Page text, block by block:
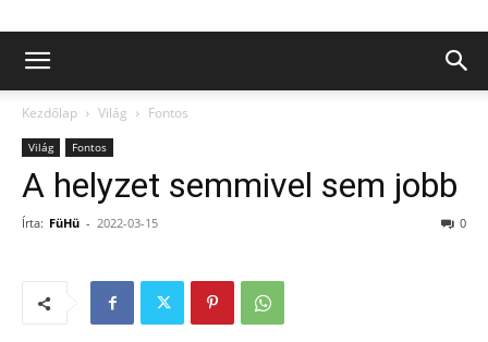
Kezdőlap Világ Fontos
Világ Fontos
A helyzet semmivel sem jobb
Írta: FüHü - 2022-03-15 0